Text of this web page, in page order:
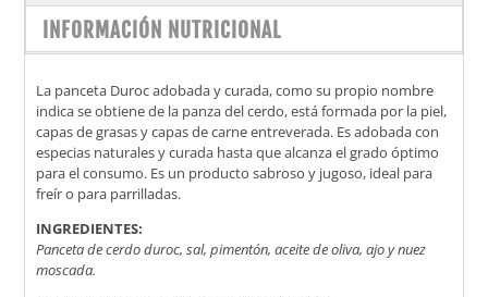
INFORMACIÓN NUTRICIONAL
La panceta Duroc adobada y curada, como su propio nombre
indica se obtiene de la panza del cerdo, está formada por la piel,
capas de grasas y capas de carne entreverada. Es adobada con
especias naturales y curada hasta que alcanza el grado óptimo
para el consumo. Es un producto sabroso y jugoso, ideal para
freír o para parrilladas.
INGREDIENTES:
Panceta de cerdo duroc, sal, pimentón, aceite de oliva, ajo y nuez
moscada.